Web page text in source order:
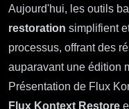
Aujourd'hui, les outils
restoration simplifient
processus, offrant des
auparavant une édition
Présentation de Flux
Flux Kontext Restore